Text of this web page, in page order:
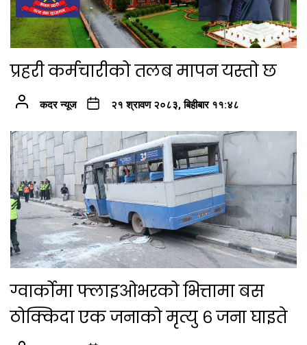
प्रहरी कर्मचारीको तलब मापन यस्तो छ
कदर न्यूज २१ श्रावण २०८३, बिहीबार ११:४८
ग्वार्कोमा फ्लाइओभरको भित्तामा बस
ठोक्किदा एक जनाको मृत्यु ६ जना घाइते